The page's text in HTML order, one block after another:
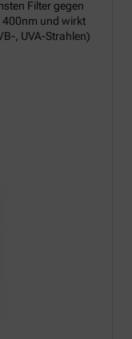
Filter gegen
400nm und wirkt
, UVA-Strahlen)